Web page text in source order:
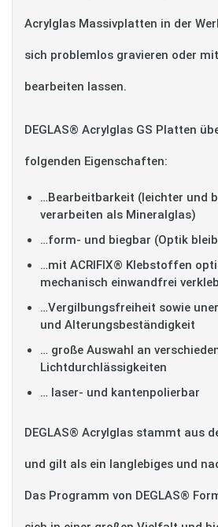
Acrylglas Massivplatten in der
sich problemlos gravieren oder
bearbeiten lassen.
DEGLAS® Acrylglas GS Platten
folgenden Eigenschaften:
…Bearbeitbarkeit (leichter und
verarbeiten als Mineralglas)
…form- und biegbar (Optik
…mit ACRIFIX® Klebstoffen
mechanisch einwandfrei
…Vergilbungsfreiheit sowie
und Alterungsbeständigkeit
… große Auswahl an
Lichtdurchlässigkeiten
… laser- und kantenpolierbar
DEGLAS® Acrylglas stammt aus
und gilt als ein langlebiges und
Das Programm von DEGLAS®